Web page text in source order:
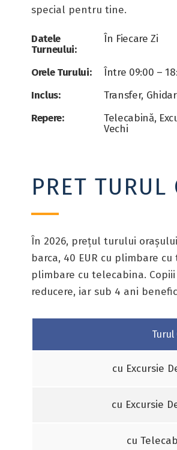
special pentru tine.
Datele
Turneului:
În Fiecare Zi
Orele Turului:
Între 09:00 –
Inclus:
Transfer,
Repere:
Telecabină,
Vechi
PRET TURUL
În 2026, prețul turului
barca, 40 EUR cu plimbare
plimbare cu telecabina.
reducere, iar sub 4 ani
Turul
cu Excursie
cu Excursie
cu